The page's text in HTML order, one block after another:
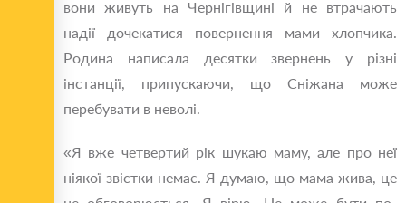
вони живуть на Чернігівщині й не втрачають
надії дочекатися повернення мами хлопчика.
Родина написала десятки звернень у різні
інстанції, припускаючи, що Сніжана може
перебувати в неволі.
«Я вже четвертий рік шукаю маму, але про неї
ніякої звістки немає. Я думаю, що мама жива, це